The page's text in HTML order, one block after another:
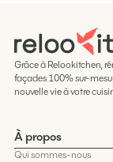
Grâce à Relookitchen,
façades 100% sur-
nouvelle vie à votre
À propos
Qui sommes-nous